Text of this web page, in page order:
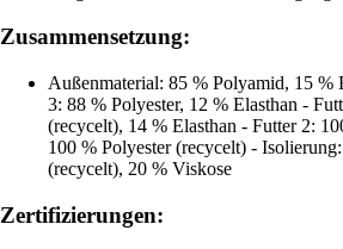
Zusammensetzung:
Außenmaterial: 85 % Polyamid, 15 %
3: 88 % Polyester, 12 % Elasthan -
(recycelt), 14 % Elasthan - Futter 2:
100 % Polyester (recycelt) -
(recycelt), 20 % Viskose
Zertifizierungen: